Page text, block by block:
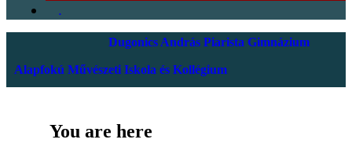
.
Dugonics András Piarista Gimnázium
Alapfokú Művészeti Iskola és Kollégium
You are here